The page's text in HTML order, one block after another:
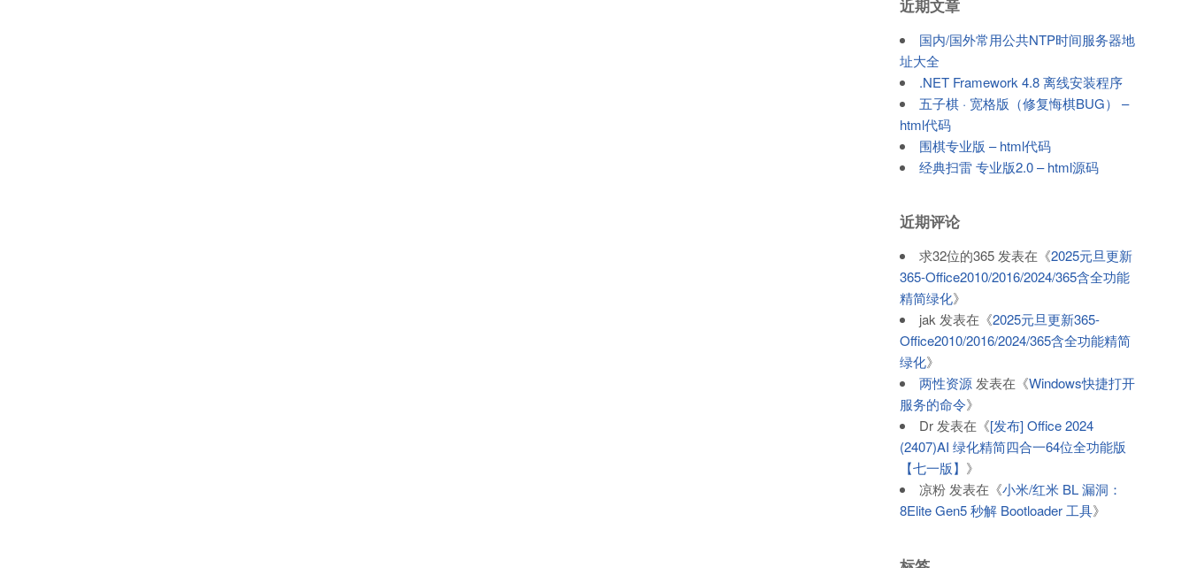
近期文章
国内/国外常用公共NTP时间服务器地
址大全
.NET Framework 4.8 离线安装程序
五子棋 · 宽格版（修复悔棋BUG） –
html代码
围棋专业版 – html代码
经典扫雷 专业版2.0 – html源码
近期评论
求32位的365发表在《2025元旦更新
365-Office2010/2016/2024/365含全功能
精简绿化》
jak发表在《2025元旦更新365-
Office2010/2016/2024/365含全功能精简
绿化》
两性资源发表在《Windows快捷打开
服务的命令》
Dr发表在《[发布] Office 2024
(2407)AI 绿化精简四合一64位全功能版
【七一版】 》
凉粉发表在《小米/红米 BL 漏洞：
8Elite Gen5 秒解 Bootloader 工具》